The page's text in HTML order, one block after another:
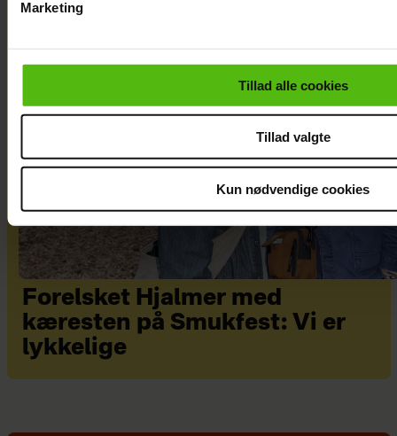
cookiepolitik.
Marketing
Tillad alle cookies
Tillad valgte
Kun nødvendige cookies
Forelsket Hjalmer med
kæresten på Smukfest: Vi er
lykkelige